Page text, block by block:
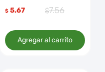
$ 5.67 7.56
Agregar al carrito